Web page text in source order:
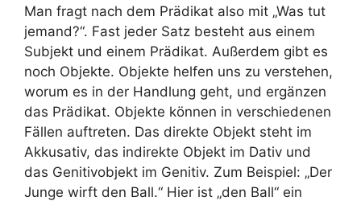
Man fragt nach dem Prädikat also mit „Was tut
jemand?“. Fast jeder Satz besteht aus einem
Subjekt und einem Prädikat. Außerdem gibt es
noch Objekte. Objekte helfen uns zu verstehen,
worum es in der Handlung geht, und ergänzen
das Prädikat. Objekte können in verschiedenen
Fällen auftreten. Das direkte Objekt steht im
Akkusativ, das indirekte Objekt im Dativ und
das Genitivobjekt im Genitiv. Zum Beispiel: „Der
Junge wirft den Ball.“ Hier ist „den Ball“ ein